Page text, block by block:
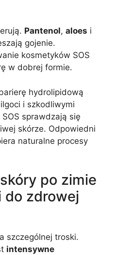
Pantenol, aloes i
gojenie.
kosmetyków SOS
w dobrej formie.
hydrolipidową
i szkodliwymi
sprawdzają się
skórze. Odpowiedni
naturalne procesy
po zimie
do zdrowej
szczególnej troski.
intensywne